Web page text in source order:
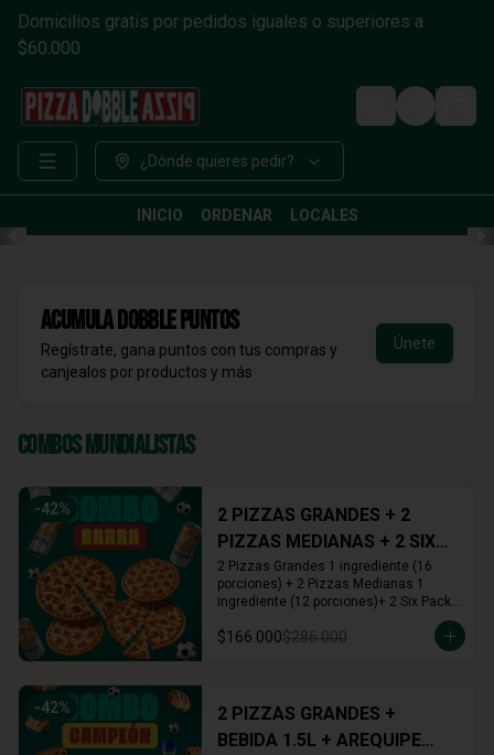
Domicilios gratis por pedidos iguales o superiores a
$60.000
Login
¿Dónde quieres pedir?
INICIO ORDENAR LOCALES
AcumulaDOBBLE Puntos
Regístrate, gana puntos con tus compras y
canjealos por productos y más
Únete
Combos Mundialistas
-42%
2 PIZZAS GRANDES + 2
PIZZAS MEDIANAS + 2 SIX
PACKS CERVEZAS
2 Pizzas Grandes 1 ingrediente (16
porciones) + 2 Pizzas Medianas 1
ingrediente (12 porciones)+ 2 Six Pack
$166.000$286.000
-42%
2 PIZZAS GRANDES +
BEBIDA 1.5L + AREQUIPE